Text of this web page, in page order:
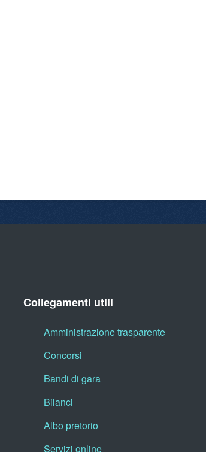
Collegamenti utili
Amministrazione trasparente
Concorsi
Bandi di gara
Bilanci
Albo pretorio
Servizi online